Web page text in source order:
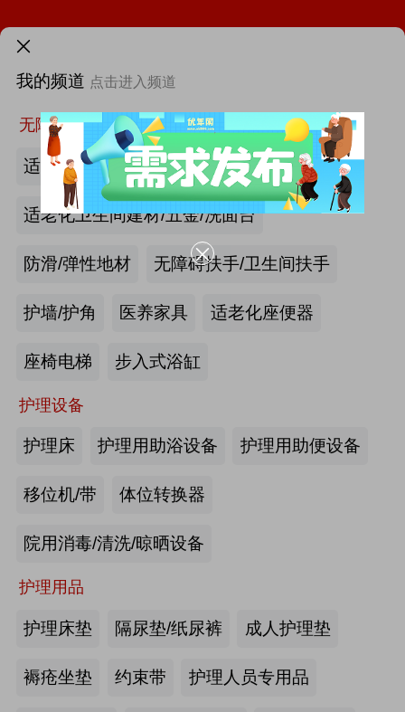
我的频道 点击进入频道
无障碍空间
适老化墙面/天花板
适老化卫生间建材/五金/洗面台
防滑/弹性地材 无障碍扶手/卫生间扶手
护墙/护角 医养家具 适老化座便器
座椅电梯 步入式浴缸
护理设备
护理床 护理用助浴设备 护理用助便设备
移位机/带 体位转换器
院用消毒/清洗/晾晒设备
护理用品
护理床垫 隔尿垫/纸尿裤 成人护理垫
褥疮坐垫 约束带 护理人员专用品
首页 找新闻 找厂商
最新资讯
2026中国国际福祉博览会暨中国国际康复博览会
第四届西安国际养老产业博览会
海尔电动轮椅-海尔智慧康养
产业头条
机构“一件事”上线
业陆家嘴峰会议程首发，早鸟通道同
步开放